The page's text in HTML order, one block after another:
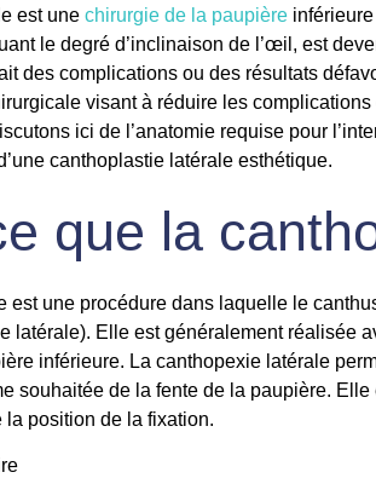
est une chirurgie de la paupière
le degré d’inclinaison de l’œil, est
des complications ou des résultats
visant à réduire les
ici de l’anatomie requise pour
canthoplastie latérale esthétique.
que la
est une procédure dans laquelle le
latérale). Elle est généralement réalisée
inférieure. La canthopexie latérale
souhaitée de la fente de la paupière.
position de la fixation.